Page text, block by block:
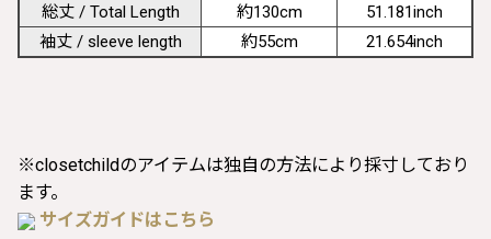
総丈 / Total Length
約130cm
51.181inch
袖丈 / sleeve length
約55cm 21.654inch
※closetchildのアイテムは独自の方法により採寸しており
ます。
サイズガイドはこちら